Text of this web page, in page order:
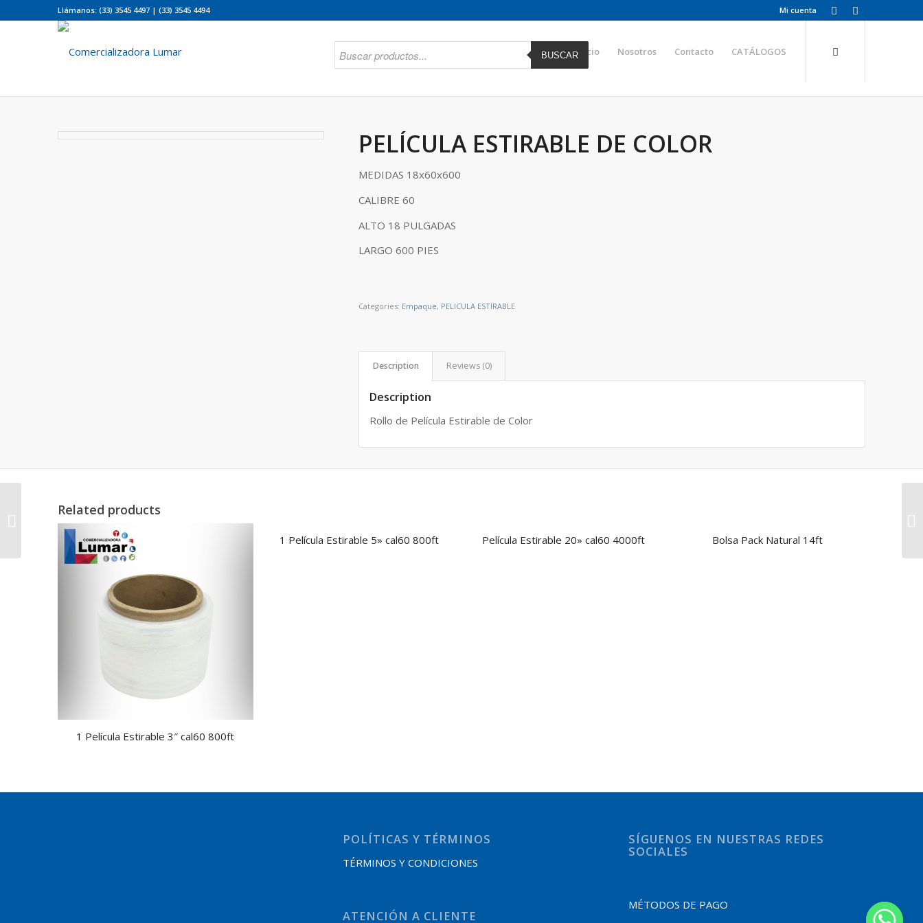
Mi cuenta
Llámanos: (33) 3545 4497 | (33) 3545 4494
Inicio Nosotros Contacto CATÁLOGOS
BUSCAR
PELÍCULA ESTIRABLE DE COLOR
MEDIDAS 18x60x600
CALIBRE 60
ALTO 18 PULGADAS
LARGO 600 PIES
Categories: Empaque, PELICULA ESTIRABLE
Description Reviews (0)
Description
Rollo de Película Estirable de Color
Related products
1 Película Estirable 3″ cal60 800ft
1 Película Estirable 5» cal60 800ft Película Estirable 20» cal60 4000ft Bolsa Pack Natural 14ft
POLÍTICAS Y TÉRMINOS
TÉRMINOS Y CONDICIONES
ATENCIÓN A CLIENTE
SÍGUENOS EN NUESTRAS REDES
SOCIALES
MÉTODOS DE PAGO
Cinta delimitadora
sana distancia